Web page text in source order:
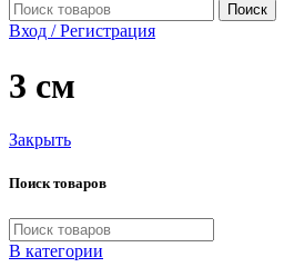
Поиск
Вход / Регистрация
3 см
Закрыть
Поиск товаров
В категории